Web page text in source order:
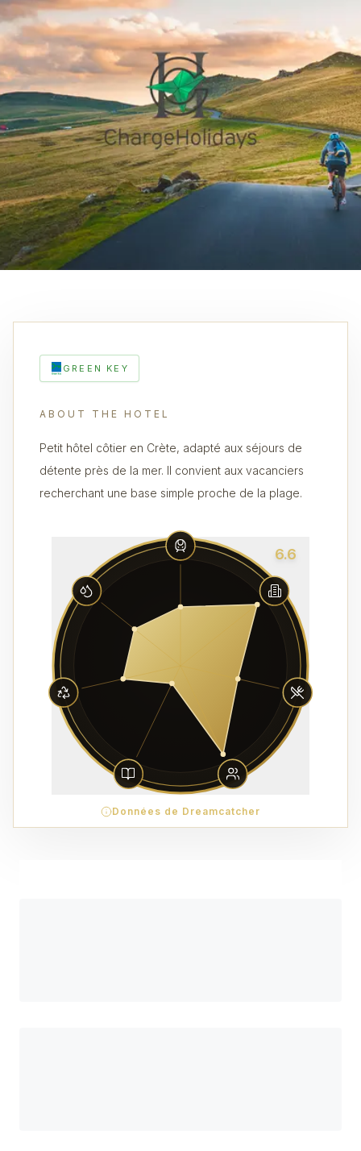
GREEN KEY
ABOUT THE HOTEL
Petit hôtel côtier en Crète, adapté aux séjours de
détente près de la mer. Il convient aux vacanciers
recherchant une base simple proche de la plage.
6.6
Données de Dreamcatcher